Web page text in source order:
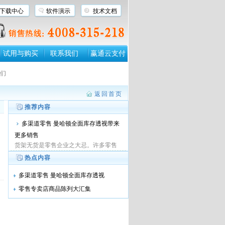
下载中心 软件演示 技术文档
试用与购买 联系我们 赢通云支付
返回首页
推荐内容
多渠道零售 曼哈顿全面库存透视带来
更多销售
货架无货是零售企业之大忌。许多零售
商充分认识到缺货意味着企业利润的损
失。然而，现...
热点内容
多渠道零售 曼哈顿全面库存透视
零售专卖店商品陈列大汇集